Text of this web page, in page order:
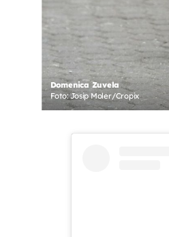
Domenica Zuvela
Foto: Josip Moler/Cropix